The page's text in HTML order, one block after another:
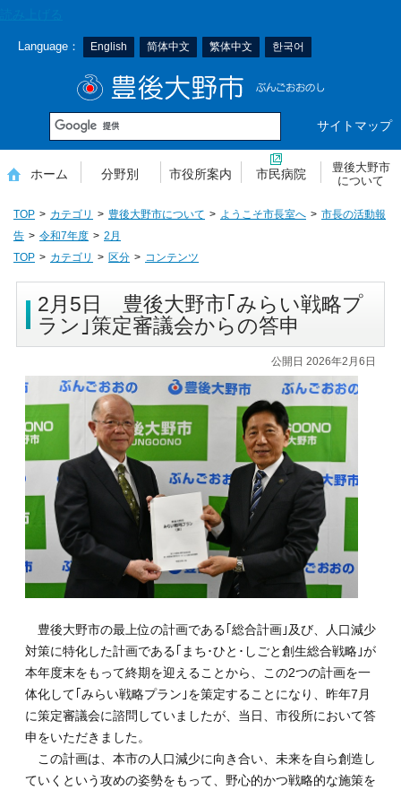
Language： English 简体中文 繁体中文 한국어
サイトマップ
ホーム 分野別 市役所案内 市民病院
豊後大野市
について
TOP カテゴリ 豊後大野市について ようこそ市長室へ
市長の活動報
告
令和7年度
2月
TOP
カテゴリ 区分 コンテンツ
2月5日 豊後大野市｢みらい戦略プ
ラン｣策定審議会からの答申
公開日 2026年2月6日
豊後大野市の最上位の計画である｢総合計画｣及び、人口減少
対策に特化した計画である｢まち･ひと･しごと創生総合戦略｣が
本年度末をもって終期を迎えることから、この2つの計画を一
体化して｢みらい戦略プラン｣を策定することになり、昨年7月
に策定審議会に諮問していましたが、当日、市役所において答
申をいただきました。
この計画は、本市の人口減少に向き合い、未来を自ら創造し
ていくという攻めの姿勢をもって、野心的かつ戦略的な施策を